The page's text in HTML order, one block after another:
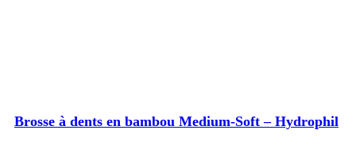
Brosse à dents en bambou Medium-Soft – Hydrophil